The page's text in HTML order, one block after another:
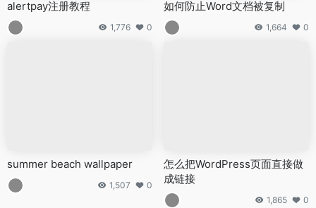
alertpay注册教程
1,776 0
如何防止Word文档被复制
1,664 0
summer beach wallpaper
1,507 0
怎么把WordPress页面直接做
成链接
1,865 0